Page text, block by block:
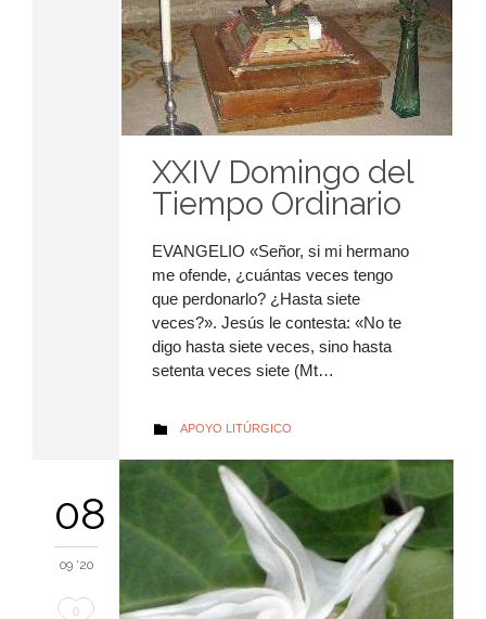
XXIV Domingo del
Tiempo Ordinario
EVANGELIO «Señor, si mi hermano
me ofende, ¿cuántas veces tengo
que perdonarlo? ¿Hasta siete
veces?». Jesús le contesta: «No te
digo hasta siete veces, sino hasta
setenta veces siete (Mt…
 AUTOR
APOYO LITÚRGICO
08
09 '20
Me
0